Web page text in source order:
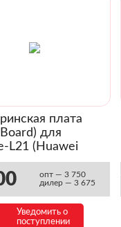
плата
для
L21 (Huawei
(03032UNG)
опт — 3 750
дилер — 3 675
Уведомить о
поступлении